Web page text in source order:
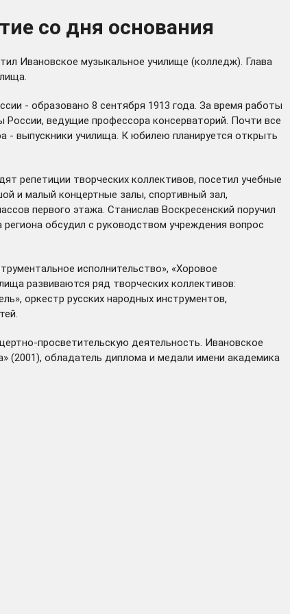
со дня основания
Ивановское музыкальное училище (колледж). Глава
- образовано 8 сентября 1913 года. За время работы
ведущие профессора консерваторий. Почти все
- выпускники училища. К юбилею планируется открыть
репетиции творческих коллективов, посетил учебные
и малый концертные залы, спортивный зал,
первого этажа. Станислав Воскресенский поручил
обсудил с руководством учреждения вопрос
исполнительство», «Хоровое
развиваются ряд творческих коллективов:
оркестр русских народных инструментов,
просветительскую деятельность. Ивановское
(2001), обладатель диплома и медали имени академика